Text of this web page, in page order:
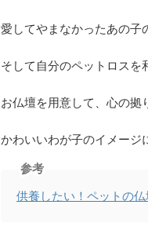
愛してやまなかったあの子
そして自分のペットロスを
お仏壇を用意して、心の拠
かわいいわが子のイメージ
参考
供養したい！ペットの